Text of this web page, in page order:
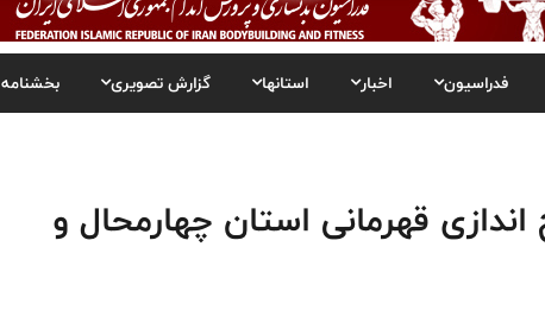
فدراسیون اخبار استانها گزارش تصویری بخشنامه
قهرمانی استان چهارمحال و